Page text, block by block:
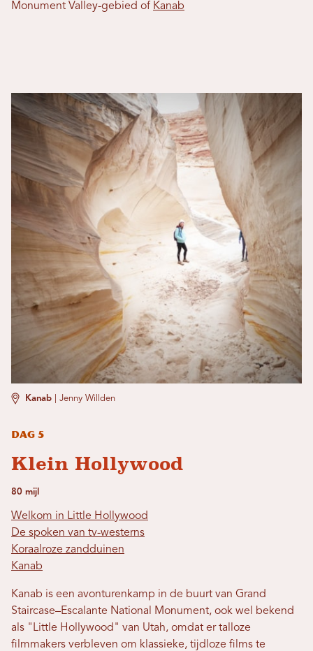
Monument Valley-gebied of Kanab
Kanab Jenny Willden
Dag 5
Klein Hollywood
80 mijl
Welkom in Little Hollywood
De spoken van tv-westerns
Koraalroze zandduinen
Kanab
Kanab is een avonturenkamp in de buurt van Grand
Staircase–Escalante National Monument, ook wel bekend
als "Little Hollywood" van Utah, omdat er talloze
filmmakers verbleven om klassieke, tijdloze films te